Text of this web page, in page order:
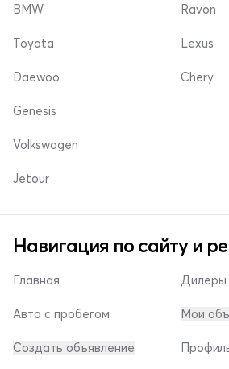
BMW
Toyota
Daewoo
Ravon
Lexus
Chery
Genesis
Volkswagen
Jetour
Навигация по сайту и
Главная
Авто с пробегом
Создать объявление
Дилеры
Мои